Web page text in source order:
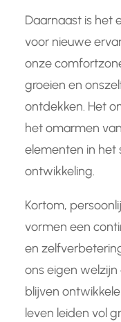
Daarnaast is het
voor nieuwe
onze
groeien en
ontdekken. Het
het omarmen
elementen in het
ontwikkeling.
Kortom,
vormen een
en
ons eigen
blijven
leven leiden vol